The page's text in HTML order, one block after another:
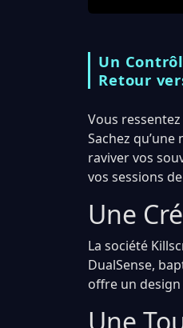
Un
Retour
Vous
Sachez
raviver vos
vos sessions
Une
La société
DualSense,
offre un design